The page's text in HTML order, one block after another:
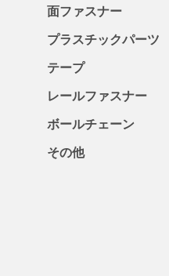
面ファスナー
プラスチックパーツ
テープ
レールファスナー
ボールチェーン
その他